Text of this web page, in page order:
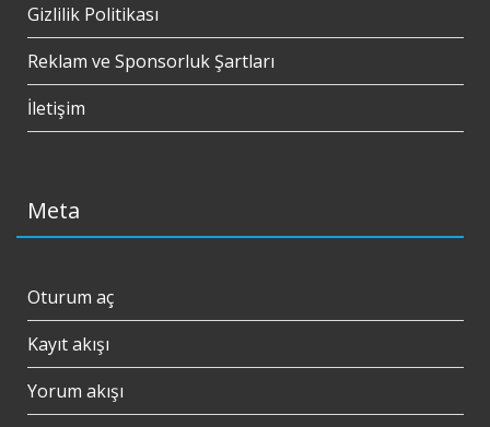
Gizlilik Politikası
Reklam ve Sponsorluk Şartları
İletişim
Meta
Oturum aç
Kayıt akışı
Yorum akışı